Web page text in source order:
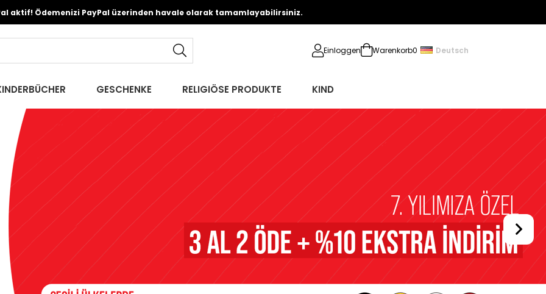
aktif! Ödemenizi PayPal üzerinden havale olarak tamamlayabilirsiniz.
Einloggen Warenkorb0 Deutsch
GESCHENKE RELIGIÖSE PRODUKTE KIND